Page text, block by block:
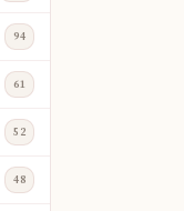
94
61
52
48